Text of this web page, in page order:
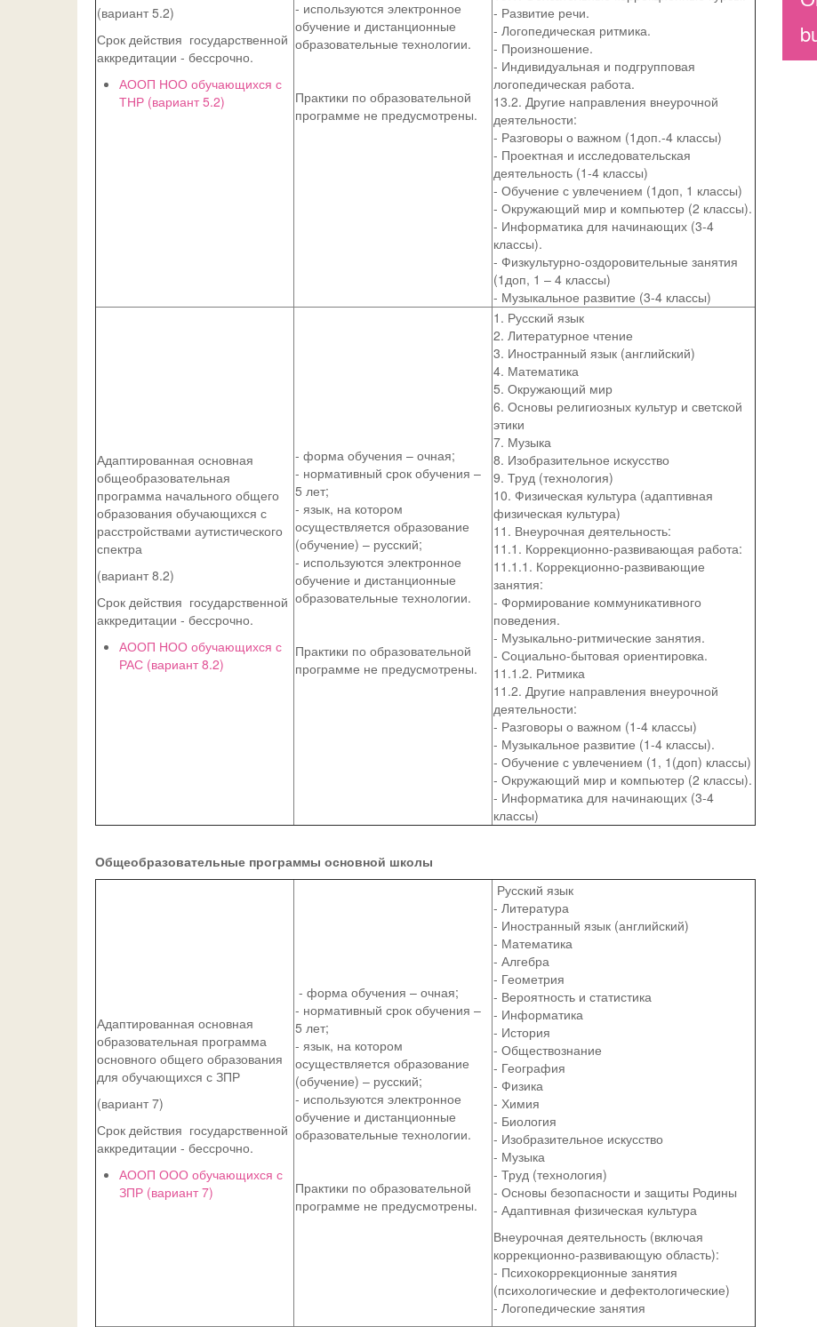
(вариант 5.2)
Срок действия государственной
аккредитации - бессрочно.
АООП НОО обучающихся с
ТНР (вариант 5.2)
- используются электронное
обучение и дистанционные
образовательные технологии.
Практики по образовательной
программе не предусмотрены.
- Развитие речи.
- Логопедическая ритмика.
- Произношение.
- Индивидуальная и подгрупповая
логопедическая работа.
13.2. Другие направления внеурочной
деятельности:
- Разговоры о важном (1доп.-4 классы)
- Проектная и исследовательская
деятельность (1-4 классы)
- Обучение с увлечением (1доп, 1 классы)
- Окружающий мир и компьютер (2 классы).
- Информатика для начинающих (3-4
классы).
- Физкультурно-оздоровительные занятия
(1доп, 1 – 4 классы)
- Музыкальное развитие (3-4 классы)
Адаптированная основная
общеобразовательная
программа начального общего
образования обучающихся с
расстройствами аутистического
спектра
(вариант 8.2)
Срок действия государственной
аккредитации - бессрочно.
АООП НОО обучающихся с
РАС (вариант 8.2)
- форма обучения – очная;
- нормативный срок обучения –
5 лет;
- язык, на котором
осуществляется образование
(обучение) – русский;
- используются электронное
обучение и дистанционные
образовательные технологии.
Практики по образовательной
программе не предусмотрены.
1. Русский язык
2. Литературное чтение
3. Иностранный язык (английский)
4. Математика
5. Окружающий мир
6. Основы религиозных культур и светской
этики
7. Музыка
8. Изобразительное искусство
9. Труд (технология)
10. Физическая культура (адаптивная
физическая культура)
11. Внеурочная деятельность:
11.1. Коррекционно-развивающая работа:
11.1.1. Коррекционно-развивающие
занятия:
- Формирование коммуникативного
поведения.
- Музыкально-ритмические занятия.
- Социально-бытовая ориентировка.
11.1.2. Ритмика
11.2. Другие направления внеурочной
деятельности:
- Разговоры о важном (1-4 классы)
- Музыкальное развитие (1-4 классы).
- Обучение с увлечением (1, 1(доп) классы)
- Окружающий мир и компьютер (2 классы).
- Информатика для начинающих (3-4
классы)
Общеобразовательные программы основной школы
Адаптированная основная
образовательная программа
основного общего образования
для обучающихся с ЗПР
(вариант 7)
Срок действия государственной
аккредитации - бессрочно.
АООП ООО обучающихся с
ЗПР (вариант 7)
- форма обучения – очная;
- нормативный срок обучения –
5 лет;
- язык, на котором
осуществляется образование
(обучение) – русский;
- используются электронное
обучение и дистанционные
образовательные технологии.
Практики по образовательной
программе не предусмотрены.
Русский язык
- Литература
- Иностранный язык (английский)
- Математика
- Алгебра
- Геометрия
- Вероятность и статистика
- Информатика
- История
- Обществознание
- География
- Физика
- Химия
- Биология
- Изобразительное искусство
- Музыка
- Труд (технология)
- Основы безопасности и защиты Родины
- Адаптивная физическая культура
Внеурочная деятельность (включая
коррекционно-развивающую область):
- Психокоррекционные занятия
(психологические и дефектологические)
- Логопедические занятия